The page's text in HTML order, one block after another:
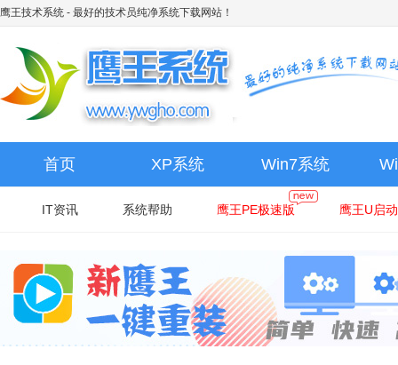
鹰王技术系统 - 最好的技术员纯净系统下载网站！
首页 XP系统 Win7系统
IT资讯 系统帮助 鹰王PE极速版 鹰王U启